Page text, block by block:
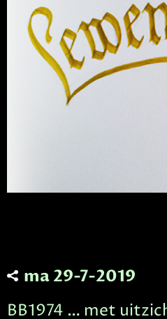
ma 29-7-2019
BB1974 … met